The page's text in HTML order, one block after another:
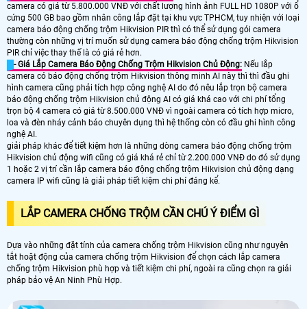
camera có giá từ 5.800.000 VNĐ với chất lượng hình ảnh FULL HD 1080P với ổ
cứng 500 GB bao gồm nhân công lắp đặt tại khu vực TPHCM, tuy nhiện với loại
camera báo động chống trộm Hikvision PIR thì có thể sử dụng gói camera
thường còn những vị trí muốn sử dụng camera báo động chống trộm Hikvision
PIR chỉ việc thay thế là có giá rẻ hơn.
- Giá Lắp Camera Báo Động Chống Trộm Hikvision Chủ Động: Nếu lắp
camera có báo động chống trộm Hikvision thông minh AI này thì thì đầu ghi
hình camera cũng phải tích hợp công nghệ AI do đó nêu lắp trọn bộ camera
báo động chống trộm Hikvision chủ động AI có giá khá cao với chi phí tổng
trọn bộ 4 camera có giá từ 8.500.000 VNĐ vì ngoài camera có tích hợp micro,
loa và đèn nháy cảnh báo chuyên dụng thì hệ thống còn có đầu ghi hình công
nghệ AI.
giải pháp khác để tiết kiệm hơn là những dòng camera báo động chống trộm
Hikvision chủ động wifi cũng có giá khá rẻ chỉ từ 2.200.000 VNĐ do đó sử dụng
1 hoặc 2 vị trí cần lắp camera báo động chống trộm Hikvision chủ động dạng
camera IP wifi cũng là giải pháp tiết kiệm chi phí đáng kể.
LẮP CAMERA CHỐNG TRỘM CẦN CHÚ Ý ĐIỂM GÌ
Dựa vào những đặt tính của camera chống trộm Hikvision cũng như nguyên
tắt hoặt động của camera chống trộm Hikvision để chọn cách lắp camera
chống trộm Hikvision phù hợp và tiết kiệm chi phí, ngoài ra cũng chọn ra giải
pháp bảo vệ An Ninh Phù Hợp.